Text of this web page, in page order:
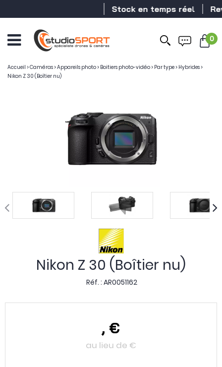
Stock en temps réel
menu
0
Accueil >Caméras>Appareils photo> Boitiers photo-vidéo> Par type> Hybrides>
Nikon Z 30 (Boîtier nu)
Nikon Z 30 (Boîtier nu)
Réf. : AR0051162
, €
au lieu de €